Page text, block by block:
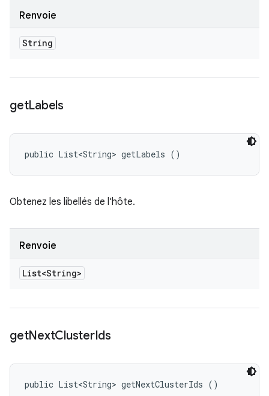
Renvoie
String
getLabels
public List<String> getLabels ()
Obtenez les libellés de l'hôte.
Renvoie
List<String>
getNextClusterIds
public List<String> getNextClusterIds ()